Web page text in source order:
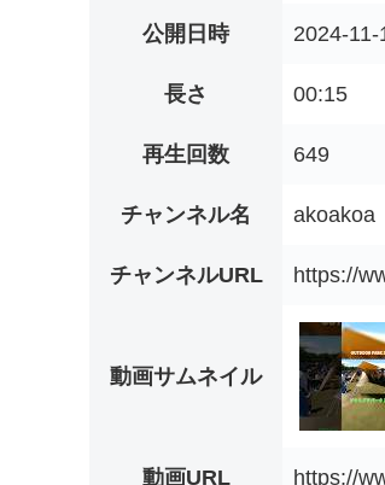
公開日時 2024-
長さ 00:15
再生回数 649
チャンネル名 akoakoa
チャンネルURL https://
動画サムネイル
動画URL https://